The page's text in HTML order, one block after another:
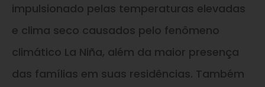
impulsionado pelas temperaturas elevadas
e clima seco causados pelo fenômeno
climático La Niña, além da maior presença
das famílias em suas residências. Também